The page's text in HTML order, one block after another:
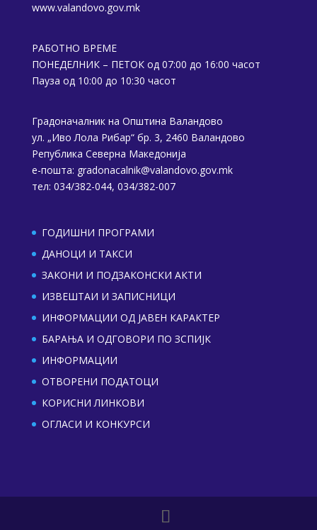
www.valandovo.gov.mk
РАБОТНО ВРЕМЕ
ПОНЕДЕЛНИК – ПЕТОК од 07:00 до 16:00 часот
Пауза од 10:00 до 10:30 часот
Градоначалник на Општина Валандово
ул. „Иво Лола Рибар“ бр. 3, 2460 Валандово
Република Северна Македонија
е-пошта: gradonacalnik@valandovo.gov.mk
тел: 034/382-044, 034/382-007
ГОДИШНИ ПРОГРАМИ
ДАНОЦИ И ТАКСИ
ЗАКОНИ И ПОДЗАКОНСКИ АКТИ
ИЗВЕШТАИ И ЗАПИСНИЦИ
ИНФОРМАЦИИ ОД ЈАВЕН КАРАКТЕР
БАРАЊА И ОДГОВОРИ ПО ЗСПИЈК
ИНФОРМАЦИИ
ОТВОРЕНИ ПОДАТОЦИ
КОРИСНИ ЛИНКОВИ
ОГЛАСИ И КОНКУРСИ